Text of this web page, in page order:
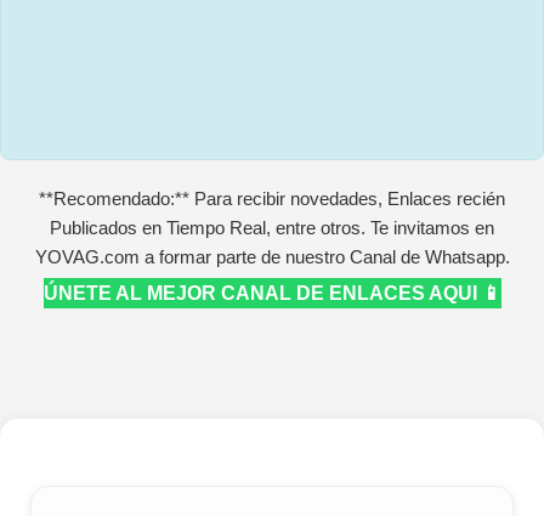
**Recomendado:** Para recibir novedades, Enlaces recién
Publicados en Tiempo Real, entre otros. Te invitamos en
YOVAG.com a formar parte de nuestro Canal de Whatsapp.
ÚNETE AL MEJOR CANAL DE ENLACES AQUI 📱